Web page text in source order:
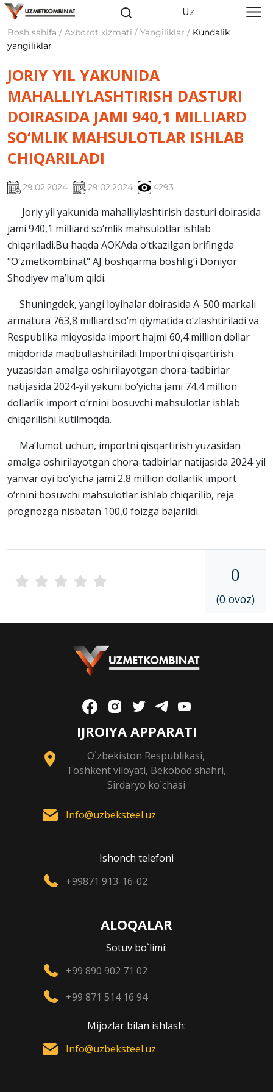
Uz
Bosh sahifa / Axborot xizmati / Yangiliklar / Kundalik
yangiliklar
JORIY YIL YAKUNIDA
MAHALLIYLASHTIRISH DASTURI
DOIRASIDA JAMI 940,1 MILLIARD
SO‘MLIK MAHSULOTLAR ISHLAB
CHIQARILADI
29.02.2024 29.02.2024 4293
Joriy yil yakunida mahalliylashtirish dasturi doirasida
jami 940,1 milliard so‘mlik mahsulotlar ishlab
chiqariladi.Bu haqda AOKAda o‘tkazilgan brifingda
"O‘zmetkombinat" AJ boshqarma boshlig‘i Doniyor
Shodiyev ma’lum qildi.
Shuningdek, yangi loyihalar doirasida A-500 markali
armatura 763,8 milliard so‘m qiymatida o‘zlashtiriladi va
Respublika miqyosida import hajmi 60,4 million dollar
miqdorida maqbullashtiriladi.Importni qisqartirish
yuzasidan amalga oshirilayotgan chora-tadbirlar
natijasida 2024-yil yakuni bo‘yicha jami 74,4 million
dollarlik import o‘rnini bosuvchi mahsulotlar ishlab
chiqarilishi kutilmoqda.
Ma’lumot uchun, importni qisqartirish yuzasidan
amalga oshirilayotgan chora-tadbirlar natijasida 2024-yil
yanvar oyi bo‘yicha jami 2,8 million dollarlik import
o‘rnini bosuvchi mahsulotlar ishlab chiqarilib, reja
prognozga nisbatan 100,0 foizga bajarildi.
0
(0 ovoz)
IJROIYA APPARATI
O`zbekiston Respublikasi,
Toshkent viloyati, Bekobod shahri,
Sirdaryo ko`chasi
Info@uzbeksteel.uz
Ishonch telefoni
+99871 913-16-02
ALOQALAR
Sotuv bo`limi:
+99 890 902 71 02
+99 871 514 16 94
Mijozlar bilan ishlash:
Info@uzbeksteel.uz